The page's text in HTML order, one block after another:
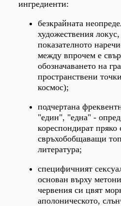
ингредиенти:
безкрайната
художествения
показателното
между впрочем е
обозначаването на
пространствени
космос);
подчертана
"един", "една" -
кореспондират пряко
свръхобобщаващи
литература;
специфичният
основан върху
червения си цвят
аполоническото,